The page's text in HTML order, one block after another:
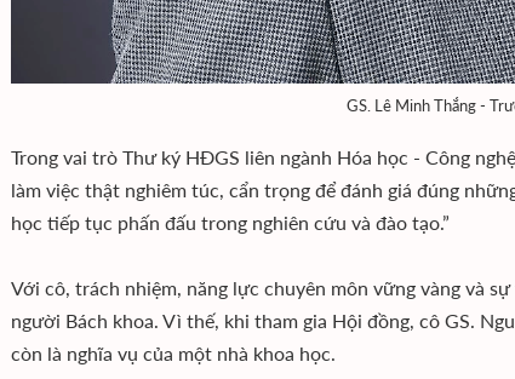
GS. Lê Minh Thắng -
Trong vai trò Thư ký HĐGS liên ngành Hóa học - Công
làm việc thật nghiêm túc, cẩn trọng để đánh giá đúng
học tiếp tục phấn đấu trong nghiên cứu và đào tạo.”
Với cô, trách nhiệm, năng lực chuyên môn vững vàng và
người Bách khoa. Vì thế, khi tham gia Hội đồng, cô GS.
còn là nghĩa vụ của một nhà khoa học.